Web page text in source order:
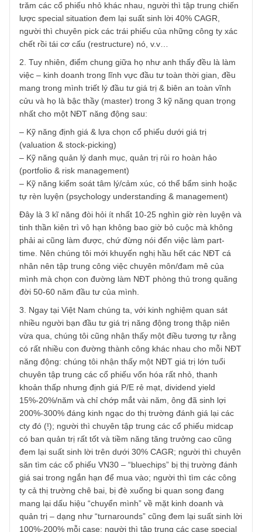
công bậc huyền thoại chẳng hạn như ngài Graham,
Munger, Buffett, Peter Lynch, Joel Greenblatt, Seth
Klarman, Howard Marks rất, rất khác nhau. Người thì
các món hời vốn lưu động/arbitrage, người thì lựa chọn
những cổ phiếu tiềm năng tăng trưởng khổng lồ trong
ngành chip (semiconductors) với vốn hóa nhỏ, người thì
đầu tư cổ phiếu chất lượng cao – ban lãnh đạo tuyệt vời
giá vừa phải, người thì làm quản lý quỹ với danh mục
lược special situation đem lại suất sinh lời 40% CAGR,
người thì chuyên pick các trái phiếu của những công ty
chết rồi tái cơ cấu (restructure) nó, v.v…
2. Tuy nhiên, điểm chung giữa họ như anh thấy đều là làm
việc – kinh doanh trong lĩnh vực đầu tư toàn thời gian, đều
mang trong mình triết lý đầu tư giá trị & biên an toàn vĩnh
cửu và họ là bậc thầy (master) trong 3 kỹ năng quan trọng
nhất cho một NĐT năng động sau:
– Kỹ năng định giá & lựa chọn cổ phiếu dưới giá trị
(valuation & stock-picking)
– Kỹ năng quản lý danh mục, quản trị rủi ro hoàn hảo
(portfolio & risk management)
– Kỹ năng kiểm soát tâm lý/cảm xúc, có thể bẩm sinh
tự rèn luyện (psychology understanding & management)
Đây là 3 kĩ năng đòi hỏi ít nhất 10-25 nghìn giờ rèn luyện
tinh thần kiên trì vô hạn không bao giờ bỏ cuộc mà không
phải ai cũng làm được, chứ đừng nói đến việc làm part-
time. Nên chúng tôi mới khuyến nghị hầu hết các NĐT cá
nhân nên tập trung công việc chuyên môn/đam mê của
mình mà chọn con đường làm NĐT phòng thủ trong
đời 50-60 năm đầu tư của mình.
3. Ngay tại Việt Nam chúng ta, với kinh nghiệm quan sát
nhiều người bạn đầu tư giá trị năng động trong thập niên
vừa qua, chúng tôi cũng nhận thấy một điều tương tự
có rất nhiều con đường thành công khác nhau cho mỗi
năng động: chúng tôi nhận thấy một NĐT giá trị lớn tuổi